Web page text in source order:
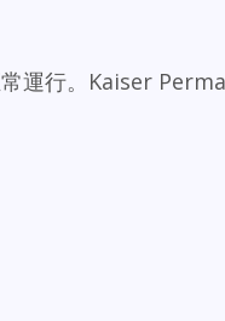
運行。Kaiser